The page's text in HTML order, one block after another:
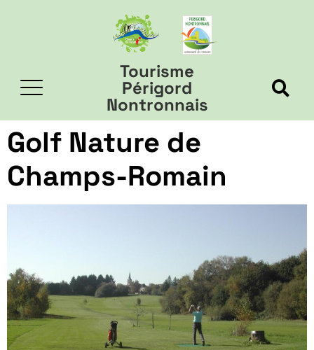
Tourisme
Périgord
Nontronnais
Golf Nature de
Champs-Romain